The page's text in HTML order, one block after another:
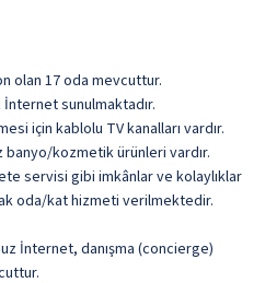
olan 17 oda mevcuttur.
sunulmaktadır.
için kablolu TV kanalları vardır.
kozmetik ürünleri vardır.
servisi gibi imkânlar ve kolaylıklar
oda/kat hizmeti verilmektedir.
İnternet, danışma (concierge)